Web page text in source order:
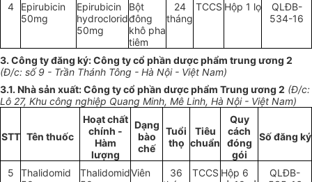
4
Epirubicin
50mg
Epirubicin
hydroclorid
50mg
Bột
đông
khô pha
tiêm
24
tháng
TCCS Hộp 1 lọ
QLĐB-
534-16
3. Công ty đăng ký: Công ty cổ phần dược phẩm trung ương 2
(Đ/c: số9 - Trần Thánh Tông - Hà Nội - Việt Nam)
3.1. Nhà sản xuất: Công ty cổ phần dược phẩm Trung ương 2 (Đ/c:
Lô 27, Khu công nghiệp Quang Minh, Mê L inh, Hà Nội - Việt Nam)
STT Tên thuốc
Hoạt chất
chính -
Hàm
lượng
Dạng
bào
chế
Tuổi
thọ
Tiêu
chuẩn
Quy
cách
đóng
gói
Số đăng ký
5
Thalidomid
ThalidomidViên
36
TCCS Hộp 6
QLĐB-